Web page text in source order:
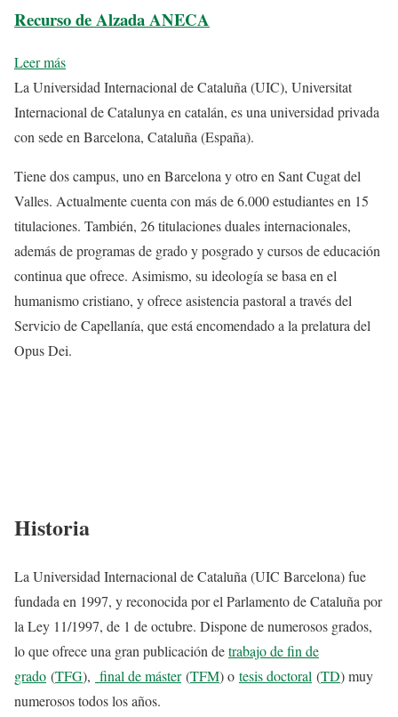
Recurso de Alzada ANECA
Leer más
La Universidad Internacional de Cataluña (UIC), Universitat
Internacional de Catalunya en catalán, es una universidad privada
con sede en Barcelona, Cataluña (España).
Tiene dos campus, uno en Barcelona y otro en Sant Cugat del
Valles. Actualmente cuenta con más de 6.000 estudiantes en 15
titulaciones. También, 26 titulaciones duales internacionales,
además de programas de grado y posgrado y cursos de educación
continua que ofrece. Asimismo, su ideología se basa en el
humanismo cristiano, y ofrece asistencia pastoral a través del
Servicio de Capellanía, que está encomendado a la prelatura del
Opus Dei.
Historia
La Universidad Internacional de Cataluña (UIC Barcelona) fue
fundada en 1997, y reconocida por el Parlamento de Cataluña por
la Ley 11/1997, de 1 de octubre. Dispone de numerosos grados,
lo que ofrece una gran publicación detrabajo de fin de
grado (TFG), final de máster(TFM) o tesis doctoral (TD) muy
numerosos todos los años.